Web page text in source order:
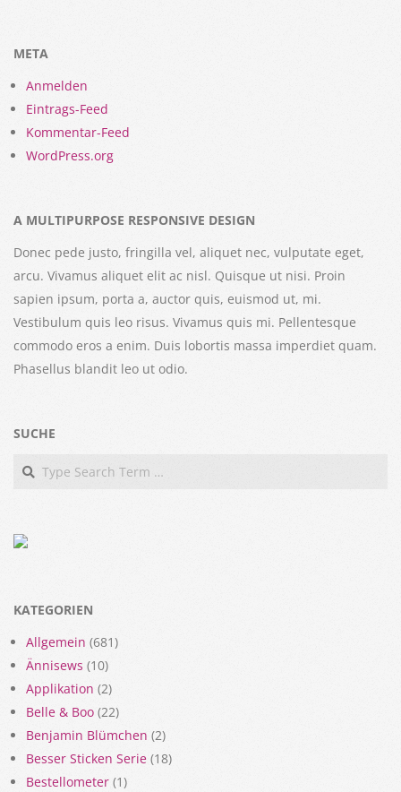
META
Anmelden
Eintrags-Feed
Kommentar-Feed
WordPress.org
A MULTIPURPOSE RESPONSIVE DESIGN
Donec pede justo, fringilla vel, aliquet nec, vulputate eget,
arcu. Vivamus aliquet elit ac nisl. Quisque ut nisi. Proin
sapien ipsum, porta a, auctor quis, euismod ut, mi.
Vestibulum quis leo risus. Vivamus quis mi. Pellentesque
commodo eros a enim. Duis lobortis massa imperdiet quam.
Phasellus blandit leo ut odio.
SUCHE
Search
KATEGORIEN
Allgemein (681)
Ännisews (10)
Applikation (2)
Belle & Boo (22)
Benjamin Blümchen (2)
Besser Sticken Serie (18)
Bestellometer (1)